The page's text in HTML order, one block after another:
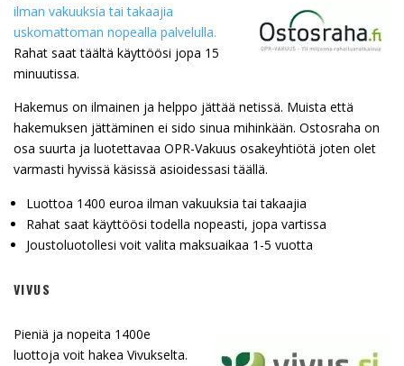
ilman vakuuksia tai takaajia
uskomattoman nopealla palvelulla.
Rahat saat täältä käyttöösi jopa 15
minuutissa.
Hakemus on ilmainen ja helppo jättää netissä. Muista että
hakemuksen jättäminen ei sido sinua mihinkään. Ostosraha on
osa suurta ja luotettavaa OPR-Vakuus osakeyhtiötä joten olet
varmasti hyvissä käsissä asioidessasi täällä.
Luottoa 1400 euroa ilman vakuuksia tai takaajia
Rahat saat käyttöösi todella nopeasti, jopa vartissa
Joustoluotollesi voit valita maksuaikaa 1-5 vuotta
VIVUS
Pieniä ja nopeita 1400e
luottoja voit hakea Vivukselta.